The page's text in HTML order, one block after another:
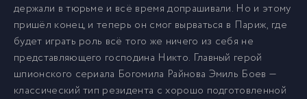
7 01-07
8 01-08
держали в тюрьме и всё время допрашивали. Но и этому
пришёл конец, и теперь он смог вырваться в Париж, где
будет играть роль всё того же ничего из себя не
представляющего господина Никто. Главный герой
шпионского сериала Богомила Райнова Эмиль Боев —
классический тип резидента с хорошо подготовленной